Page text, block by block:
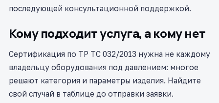
последующей консультационной поддержкой.
Кому подходит услуга, а кому нет
Сертификация по ТР ТС 032/2013 нужна не каждому
владельцу оборудования под давлением: многое
решают категория и параметры изделия. Найдите
свой случай в таблице до отправки заявки.